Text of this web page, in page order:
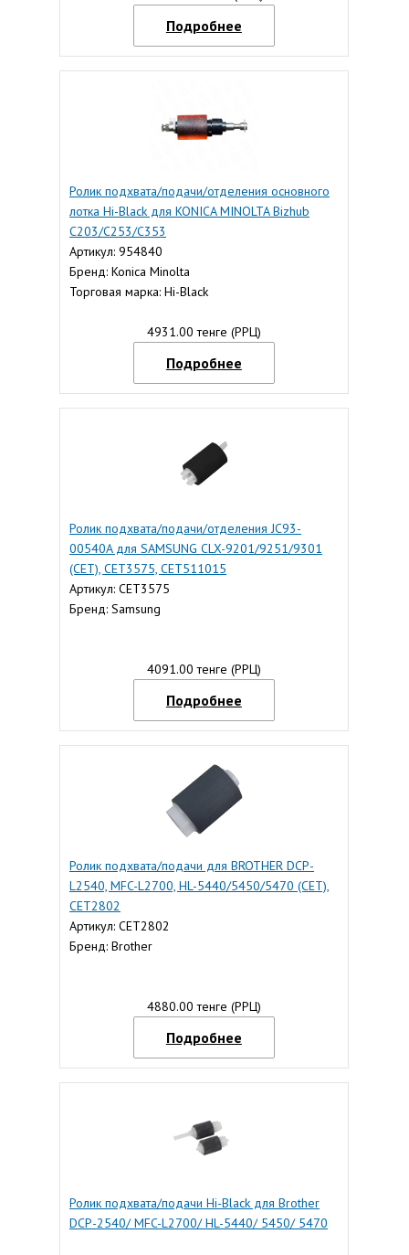
Подробнее
Ролик подхвата/подачи/отделения основного
лотка Hi-Black для KONICA MINOLTA Bizhub
C203/C253/C353
Артикул: 954840
Бренд: Konica Minolta
Торговая марка: Hi-Black
4931.00 тенге (РРЦ)
Подробнее
Ролик подхвата/подачи/отделения JC93-
00540A для SAMSUNG CLX-9201/9251/9301
(CET), CET3575, CET511015
Артикул: CET3575
Бренд: Samsung
4091.00 тенге (РРЦ)
Подробнее
Ролик подхвата/подачи для BROTHER DCP-
L2540, MFC-L2700, HL-5440/5450/5470 (CET),
CET2802
Артикул: CET2802
Бренд: Brother
4880.00 тенге (РРЦ)
Подробнее
Ролик подхвата/подачи Hi-Black для Brother
DCP-2540/ MFC-L2700/ HL-5440/ 5450/ 5470